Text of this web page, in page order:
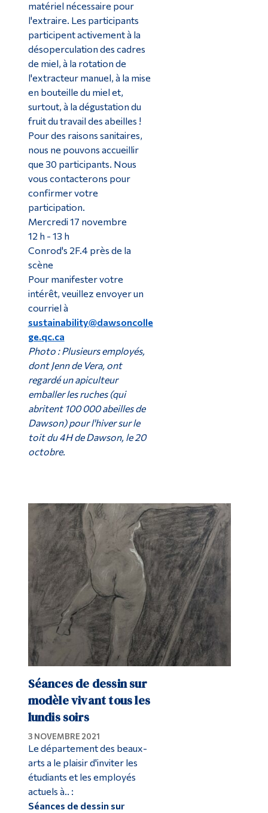
matériel nécessaire pour
l'extraire. Les participants
participent activement à la
désoperculation des cadres
de miel, à la rotation de
l'extracteur manuel, à la mise
en bouteille du miel et,
surtout, à la dégustation du
fruit du travail des abeilles !
Pour des raisons sanitaires,
nous ne pouvons accueillir
que 30 participants. Nous
vous contacterons pour
confirmer votre
participation.
Mercredi 17 novembre
12 h - 13 h
Conrod's 2F.4 près de la
scène
Pour manifester votre
intérêt, veuillez envoyer un
courriel à
sustainability@dawsoncolle
ge.qc.ca
Photo : Plusieurs employés,
dont Jenn de Vera, ont
regardé un apiculteur
emballer les ruches (qui
abritent 100 000 abeilles de
Dawson) pour l'hiver sur le
toit du 4H de Dawson, le 20
octobre.
Séances de dessin sur
modèle vivant tous les
lundis soirs
3 NOVEMBRE 2021
Le département des beaux-
arts a le plaisir d'inviter les
étudiants et les employés
actuels à.. :
Séances de dessin sur